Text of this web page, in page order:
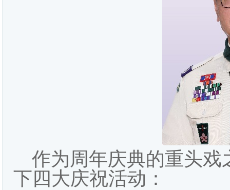
作为周年庆典的重头
下四大庆祝活动：